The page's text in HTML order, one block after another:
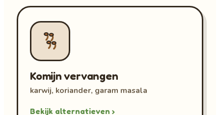
Komijn vervangen
karwij, koriander, garam masala
Bekijk alternatieven ›